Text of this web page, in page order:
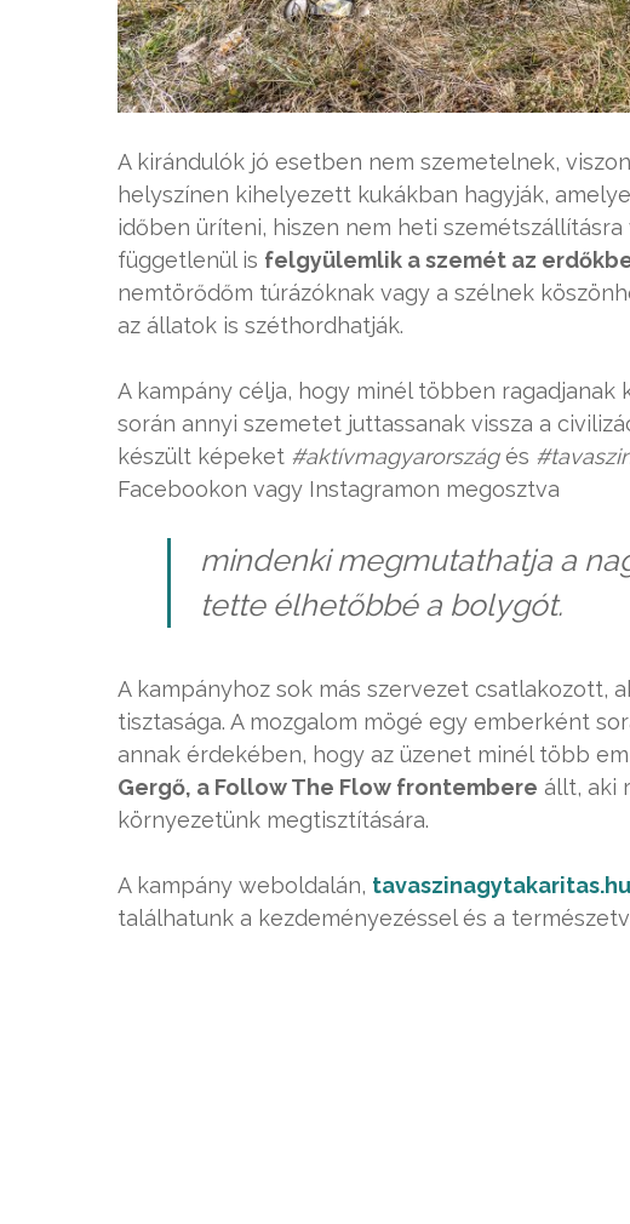
A kirándulók jó esetben nem szemetelnek,
helyszínen kihelyezett kukákban hagyják,
időben üríteni, hiszen nem heti
függetlenül is felgyülemlik a szemét az
nemtörődőm túrázóknak vagy a szélnek
az állatok is széthordhatják.
A kampány célja, hogy minél többen
során annyi szemetet juttassanak vissza a
készült képeket #aktívmagyarországés
Facebookon vagy Instagramon megosztva
mindenki megmutathatja a
tette élhetőbbé a bolygót.
A kampányhoz sok más szervezet csatlakozott,
tisztasága. A mozgalom mögé egy emberként
annak érdekében, hogy az üzenet minél több
Gergő, a Follow The Flow frontembere állt, aki
környezetünk megtisztítására.
A kampány weboldalán, tavaszinagytakaritas.hu
találhatunk a kezdeményezéssel és a